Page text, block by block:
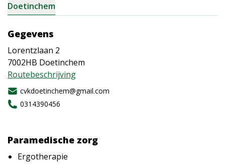
Doetinchem
Gegevens
Lorentzlaan 2
7002HB Doetinchem
Routebeschrijving
cvkdoetinchem@gmail.com
0314390456
Paramedische zorg
Ergotherapie